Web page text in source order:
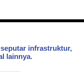
infrastruktur,
lainnya.